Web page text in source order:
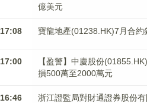
億美元
17:08 寶龍地產(01238.HK)7月合約
17:00
【盈警】中慶股份
損500萬至2000萬元
16:46
浙江證監局對財通證券股份